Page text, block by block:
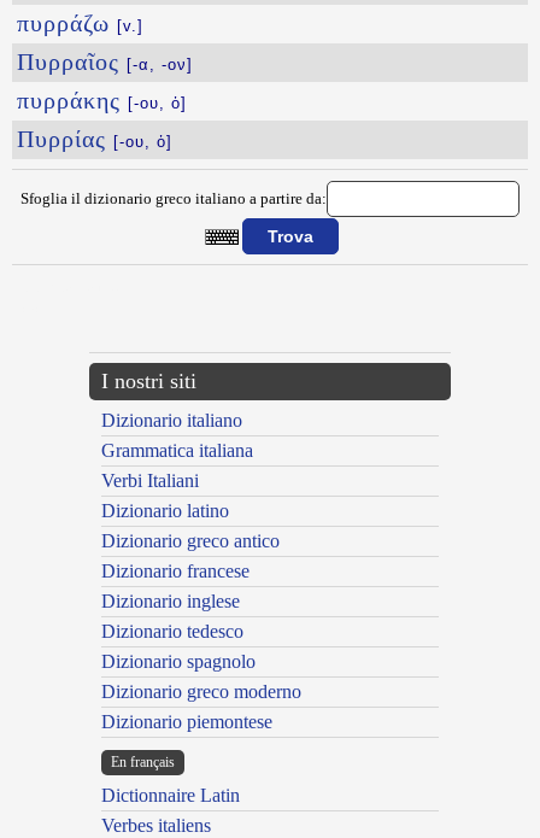
πυρράζω [v.]
Πυρραῖος [-α, -ον]
πυρράκης [-ου, ὁ]
Πυρρίας [-ου, ὁ]
Sfoglia il dizionario greco italiano a partire da:
I nostri siti
Dizionario italiano
Grammatica italiana
Verbi Italiani
Dizionario latino
Dizionario greco antico
Dizionario francese
Dizionario inglese
Dizionario tedesco
Dizionario spagnolo
Dizionario greco moderno
Dizionario piemontese
En français
Dictionnaire Latin
Verbes italiens